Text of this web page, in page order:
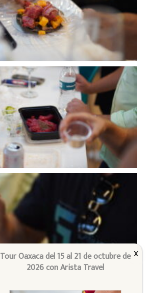
Tour Oaxaca del 15 al 21 de octubre de
2026 con Arista Travel